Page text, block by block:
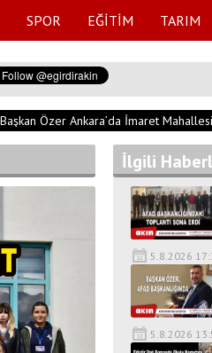
SPOR EĞİTİM TARIM
Özer Ankara’da İmaret
İlgili
5.8.2026
5.8.2026